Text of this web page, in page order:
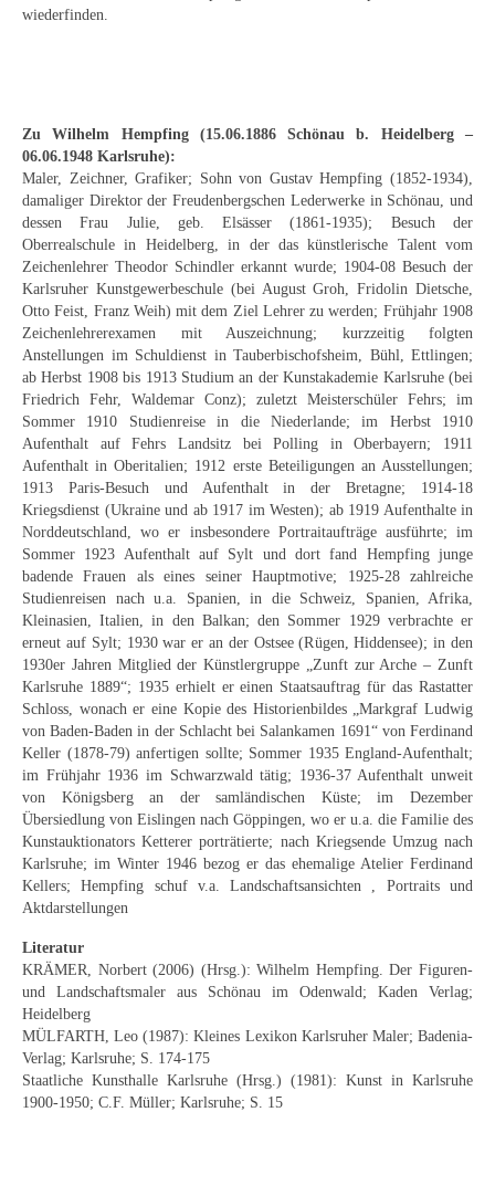
Motive
Abstraktion
Industrie & Arbeit
Mediterrane Landschaft
Norddeutsche Landschaften
Süddeutsche Landschaft
Selbstbildnisse
Stillleben
Neues
Tägliche Dosis Kunst
Themenflyer
Themenflyer: Trügerische Idyllen
Themenflyer: Buch und Schrift in der Kunst
Themenflyer: Sehnsucht Süden
Themenflyer: Walter Becker
Themenflyer: Richild Holt
Themenflyer: Ernst Geitlinger
Themenflyer: Michel Wagner
Weitere Themenflyer
Buchempfehlungen
Richild Holt – Farbe und Linie
Theodor Zeller (1900-1986) Maler und
wiederfinden.
Zu Wilhelm Hempfing (15.06.1886 Schönau b. Heidelberg –
06.06.1948 Karlsruhe):
Maler, Zeichner, Grafiker; Sohn von Gustav Hempfing (1852-1934),
damaliger Direktor der Freudenbergschen Lederwerke in Schönau, und
dessen Frau Julie, geb. Elsässer (1861-1935); Besuch der
Oberrealschule in Heidelberg, in der das künstlerische Talent vom
Zeichenlehrer Theodor Schindler erkannt wurde; 1904-08 Besuch der
Karlsruher Kunstgewerbeschule (bei August Groh, Fridolin Dietsche,
Otto Feist, Franz Weih) mit dem Ziel Lehrer zu werden; Frühjahr 1908
Zeichenlehrerexamen mit Auszeichnung; kurzzeitig folgten
Anstellungen im Schuldienst in Tauberbischofsheim, Bühl, Ettlingen;
ab Herbst 1908 bis 1913 Studium an der Kunstakademie Karlsruhe (bei
Friedrich Fehr, Waldemar Conz); zuletzt Meisterschüler Fehrs; im
Sommer 1910 Studienreise in die Niederlande; im Herbst 1910
Aufenthalt auf Fehrs Landsitz bei Polling in Oberbayern; 1911
Aufenthalt in Oberitalien; 1912 erste Beteiligungen an Ausstellungen;
1913 Paris-Besuch und Aufenthalt in der Bretagne; 1914-18
Kriegsdienst (Ukraine und ab 1917 im Westen); ab 1919 Aufenthalte in
Norddeutschland, wo er insbesondere Portraitaufträge ausführte; im
Sommer 1923 Aufenthalt auf Sylt und dort fand Hempfing junge
badende Frauen als eines seiner Hauptmotive; 1925-28 zahlreiche
Studienreisen nach u.a. Spanien, in die Schweiz, Spanien, Afrika,
Kleinasien, Italien, in den Balkan; den Sommer 1929 verbrachte er
erneut auf Sylt; 1930 war er an der Ostsee (Rügen, Hiddensee); in den
1930er Jahren Mitglied der Künstlergruppe „Zunft zur Arche – Zunft
Karlsruhe 1889“; 1935 erhielt er einen Staatsauftrag für das Rastatter
Schloss, wonach er eine Kopie des Historienbildes „Markgraf Ludwig
von Baden-Baden in der Schlacht bei Salankamen 1691“ von Ferdinand
Keller (1878-79) anfertigen sollte; Sommer 1935 England-Aufenthalt;
im Frühjahr 1936 im Schwarzwald tätig; 1936-37 Aufenthalt unweit
von Königsberg an der samländischen Küste; im Dezember
Übersiedlung von Eislingen nach Göppingen, wo er u.a. die Familie des
Kunstauktionators Ketterer porträtierte; nach Kriegsende Umzug nach
Karlsruhe; im Winter 1946 bezog er das ehemalige Atelier Ferdinand
Kellers; Hempfing schuf v.a. Landschaftsansichten , Portraits und
Aktdarstellungen
Literatur
KRÄMER, Norbert (2006) (Hrsg.): Wilhelm Hempfing. Der Figuren-
und Landschaftsmaler aus Schönau im Odenwald; Kaden Verlag;
Heidelberg
MÜLFARTH, Leo (1987): Kleines Lexikon Karlsruher Maler; Badenia-
Verlag; Karlsruhe; S. 174-175
Staatliche Kunsthalle Karlsruhe (Hrsg.) (1981): Kunst in Karlsruhe
1900-1950; C.F. Müller; Karlsruhe; S. 15